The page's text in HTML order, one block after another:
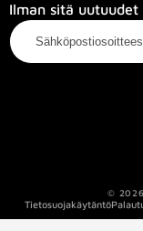
Ilman sitä
Sähköpostiosoitteesi
©
Tietosuojakäytäntö